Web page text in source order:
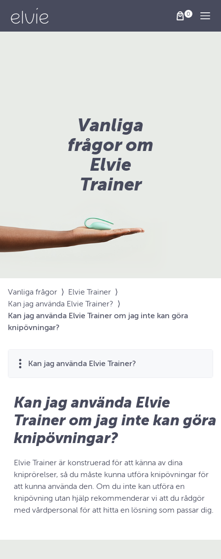
Vanliga
frågor om
Elvie
Trainer
Vanliga frågor ⟩ Elvie Trainer ⟩
Kan jag använda Elvie Trainer? ⟩
Kan jag använda Elvie Trainer om jag inte kan göra
knipövningar?
Kan jag använda Elvie Trainer?
Kan jag använda Elvie
Trainer om jag inte kan göra
knipövningar?
Elvie Trainer är konstruerad för att känna av dina
kniprörelser, så du måste kunna utföra knipövningar för
att kunna använda den. Om du inte kan utföra en
knipövning utan hjälp rekommenderar vi att du rådgör
med vårdpersonal för att hitta en lösning som passar dig.